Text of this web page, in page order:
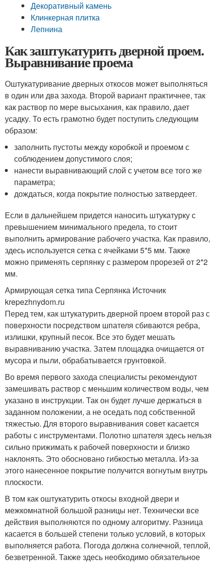
Декоративный камень
Клинкерная плитка
Лепнина
Как заштукатурить дверной проем.
Выравнивание проема
Оштукатуривание дверных откосов может выполняться
в один или два захода. Второй вариант практичнее, так
как раствор по мере высыхания, как правило, дает
усадку. То есть грамотно будет поступить следующим
образом:
заполнить пустоты между коробкой и проемом с
соблюдением допустимого слоя;
нанести выравнивающий слой с учетом все того же
параметра;
дождаться, когда покрытие полностью затвердеет.
Если в дальнейшем придется наносить штукатурку с
превышением минимального предела, то стоит
выполнить армирование рабочего участка. Как правило,
здесь используется сетка с ячейками 5*5 мм. Также
можно применять серпянку с размером прорезей от 2*2
мм.
Армирующая сетка типа Серпянка Источник
krepezhnydom.ru
Перед тем, как штукатурить дверной проем второй раз с
поверхности посредством шпателя сбиваются ребра,
излишки, крупный песок. Все это будет мешать
выравниванию участка. Затем площадка очищается от
мусора и пыли, обрабатывается грунтовкой.
Во время первого захода специалисты рекомендуют
замешивать раствор с меньшим количеством воды, чем
указано в инструкции. Так он будет лучше держаться в
заданном положении, а не оседать под собственной
тяжестью. Для второго выравнивания совет касается
работы с инструментами. Полотно шпателя здесь нельзя
сильно прижимать к рабочей поверхности и близко
наклонять. Это обосновано гибкостью металла. Из-за
этого нанесенное покрытие получится вогнутым внутрь
плоскости.
В том как оштукатурить откосы входной двери и
межкомнатной большой разницы нет. Технически все
действия выполняются по одному алгоритму. Разница
касается в большей степени только условий, в которых
выполняется работа. Погода должна солнечной, теплой,
безветренной. Также здесь необходимо обязательное